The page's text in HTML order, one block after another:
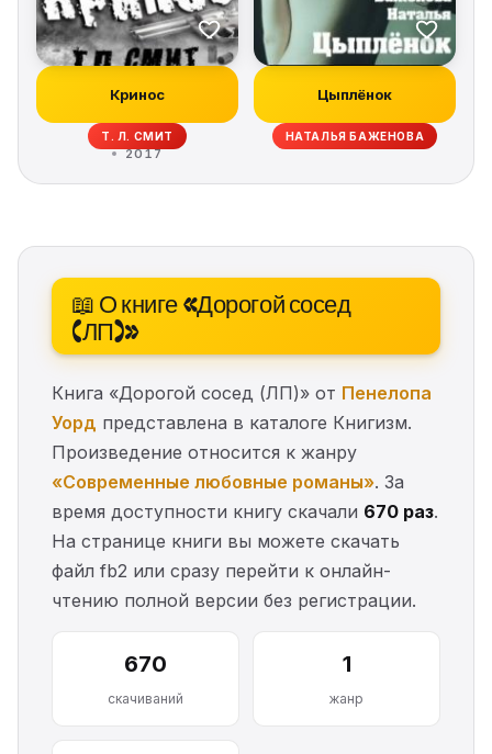
Кринос
Т. Л. СМИТ
2017
Цыплёнок
НАТАЛЬЯ БАЖЕНОВА
📖 О книге «Дорогой сосед
(ЛП)»
Книга «Дорогой сосед (ЛП)» от Пенелопа
Уорд представлена в каталоге Книгизм.
Произведение относится к жанру
«Современные любовные романы». За
время доступности книгу скачали 670 раз.
На странице книги вы можете скачать
файл fb2 или сразу перейти к онлайн-
чтению полной версии без регистрации.
670
скачиваний
1
жанр